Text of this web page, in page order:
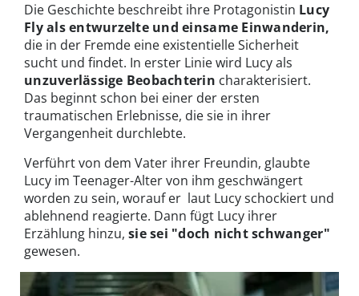
Die Geschichte beschreibt ihre Protagonistin Lucy
Fly als entwurzelte und einsame Einwanderin,
die in der Fremde eine existentielle Sicherheit
sucht und findet. In erster Linie wird Lucy als
unzuverlässige Beobachterin charakterisiert.
Das beginnt schon bei einer der ersten
traumatischen Erlebnisse, die sie in ihrer
Vergangenheit durchlebte.
Verführt von dem Vater ihrer Freundin, glaubte
Lucy im Teenager-Alter von ihm geschwängert
worden zu sein, worauf er laut Lucy schockiert und
ablehnend reagierte. Dann fügt Lucy ihrer
Erzählung hinzu, sie sei "doch nicht schwanger"
gewesen.